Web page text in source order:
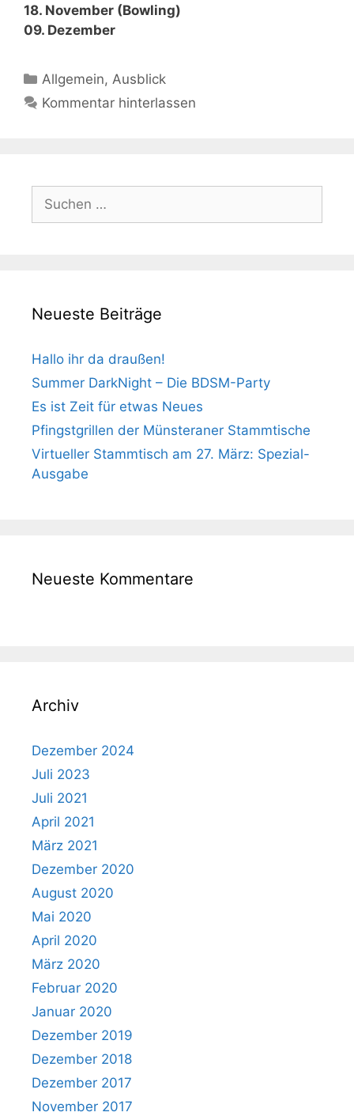
18. November (Bowling)
09. Dezember
Kategorien
Allgemein,Ausblick
Kommentar hinterlassen
Suchen
nach:
Neueste Beiträge
Hallo ihr da draußen!
Summer DarkNight – Die BDSM-Party
Es ist Zeit für etwas Neues
Pfingstgrillen der Münsteraner Stammtische
Virtueller Stammtisch am 27. März: Spezial-
Ausgabe
Neueste Kommentare
Archiv
Dezember 2024
Juli 2023
Juli 2021
April 2021
März 2021
Dezember 2020
August 2020
Mai 2020
April 2020
März 2020
Februar 2020
Januar 2020
Dezember 2019
Dezember 2018
Dezember 2017
November 2017